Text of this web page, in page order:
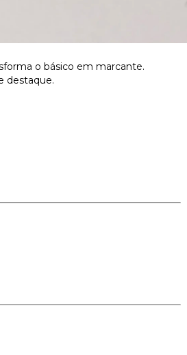
o básico em marcante.
destaque.